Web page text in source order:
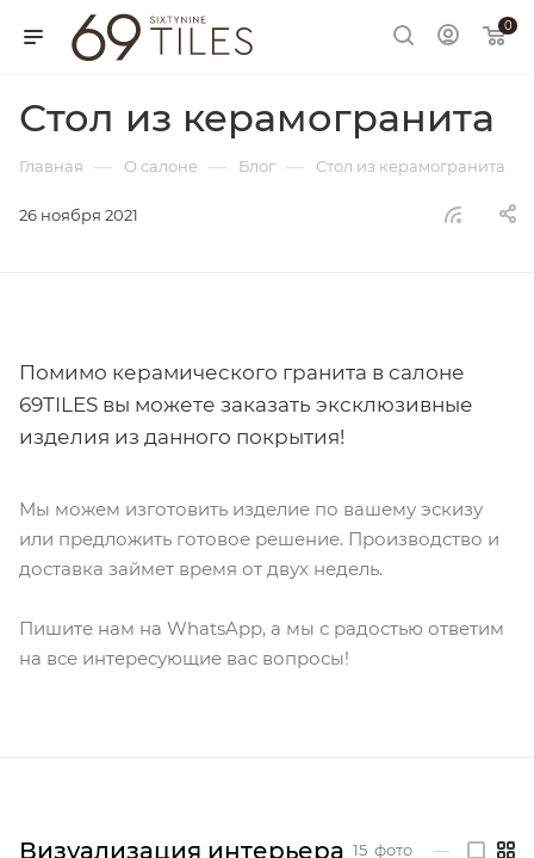
0
Стол из керамогранита
Главная — О салоне — Блог — Стол из керамогранита
26 ноября 2021
Помимо керамического гранита в салоне
69TILES вы можете заказать эксклюзивные
изделия из данного покрытия!
Мы можем изготовить изделие по вашему эскизу
или предложить готовое решение. Производство и
доставка займет время от двух недель.
Пишите нам на WhatsApp, а мы с радостью ответим
на все интересующие вас вопросы!
Визуализация интерьера 15 фото —